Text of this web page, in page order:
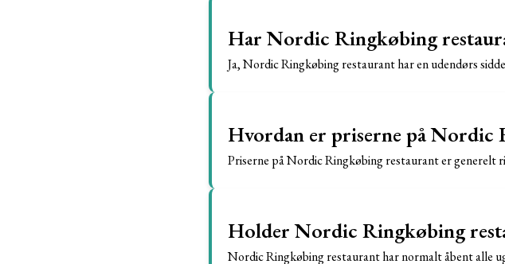
Har Nordic Ringkøbing
Ja, Nordic Ringkøbing restaurant har en udendørs
Hvordan er priserne på Nordic
Priserne på Nordic Ringkøbing restaurant er generelt
Holder Nordic Ringkøbing
Nordic Ringkøbing restaurant har normalt åbent alle